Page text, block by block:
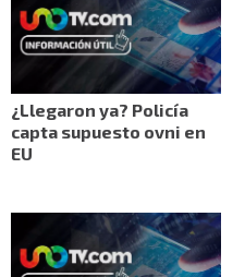
¿Llegaron ya? Policía
capta supuesto ovni en
EU